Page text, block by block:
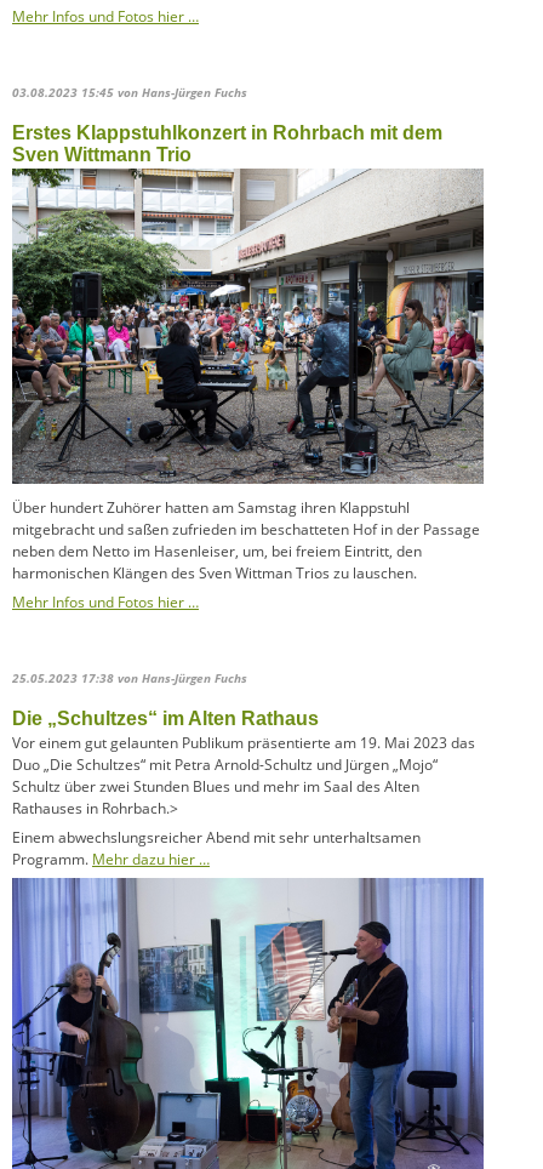
Mehr Infos und Fotos hier …
03.08.2023 15:45 von Hans-Jürgen Fuchs
Erstes Klappstuhlkonzert in Rohrbach mit dem
Sven Wittmann Trio
Über hundert Zuhörer hatten am Samstag ihren Klappstuhl
mitgebracht und saßen zufrieden im beschatteten Hof in der Passage
neben dem Netto im Hasenleiser, um, bei freiem Eintritt, den
harmonischen Klängen des Sven Wittman Trios zu lauschen.
Mehr Infos und Fotos hier …
25.05.2023 17:38 von Hans-Jürgen Fuchs
Die „Schultzes“ im Alten Rathaus
Vor einem gut gelaunten Publikum präsentierte am 19. Mai 2023 das
Duo „Die Schultzes“ mit Petra Arnold-Schultz und Jürgen „Mojo“
Schultz über zwei Stunden Blues und mehr im Saal des Alten
Rathauses in Rohrbach.>
Einem abwechslungsreicher Abend mit sehr unterhaltsamen
Programm. Mehr dazu hier …